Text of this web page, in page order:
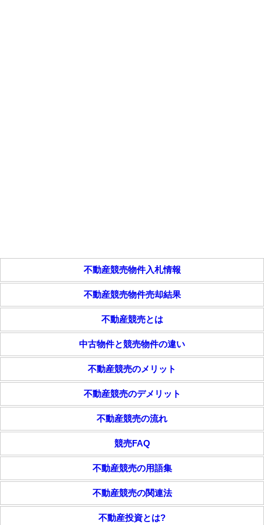
不動産競売物件入札情報
不動産競売物件売却結果
不動産競売とは
中古物件と競売物件の違い
不動産競売のメリット
不動産競売のデメリット
不動産競売の流れ
競売FAQ
不動産競売の用語集
不動産競売の関連法
不動産投資とは?